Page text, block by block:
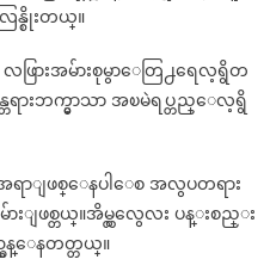
ြန္စိုးတယ္။
ဖြားအမ်ားစုမွာေတြ႕ရေလ့ရွိတ
ားဘက္မွာသာ အၿမဲရပ္တည္ေလ့ရွိ
အရာျဖစ္ေနပါေစ အလွပတရား
းျဖစ္တယ္။အိမ္လွလွေလး ပန္းစည္း
န္ေနတတ္တယ္။